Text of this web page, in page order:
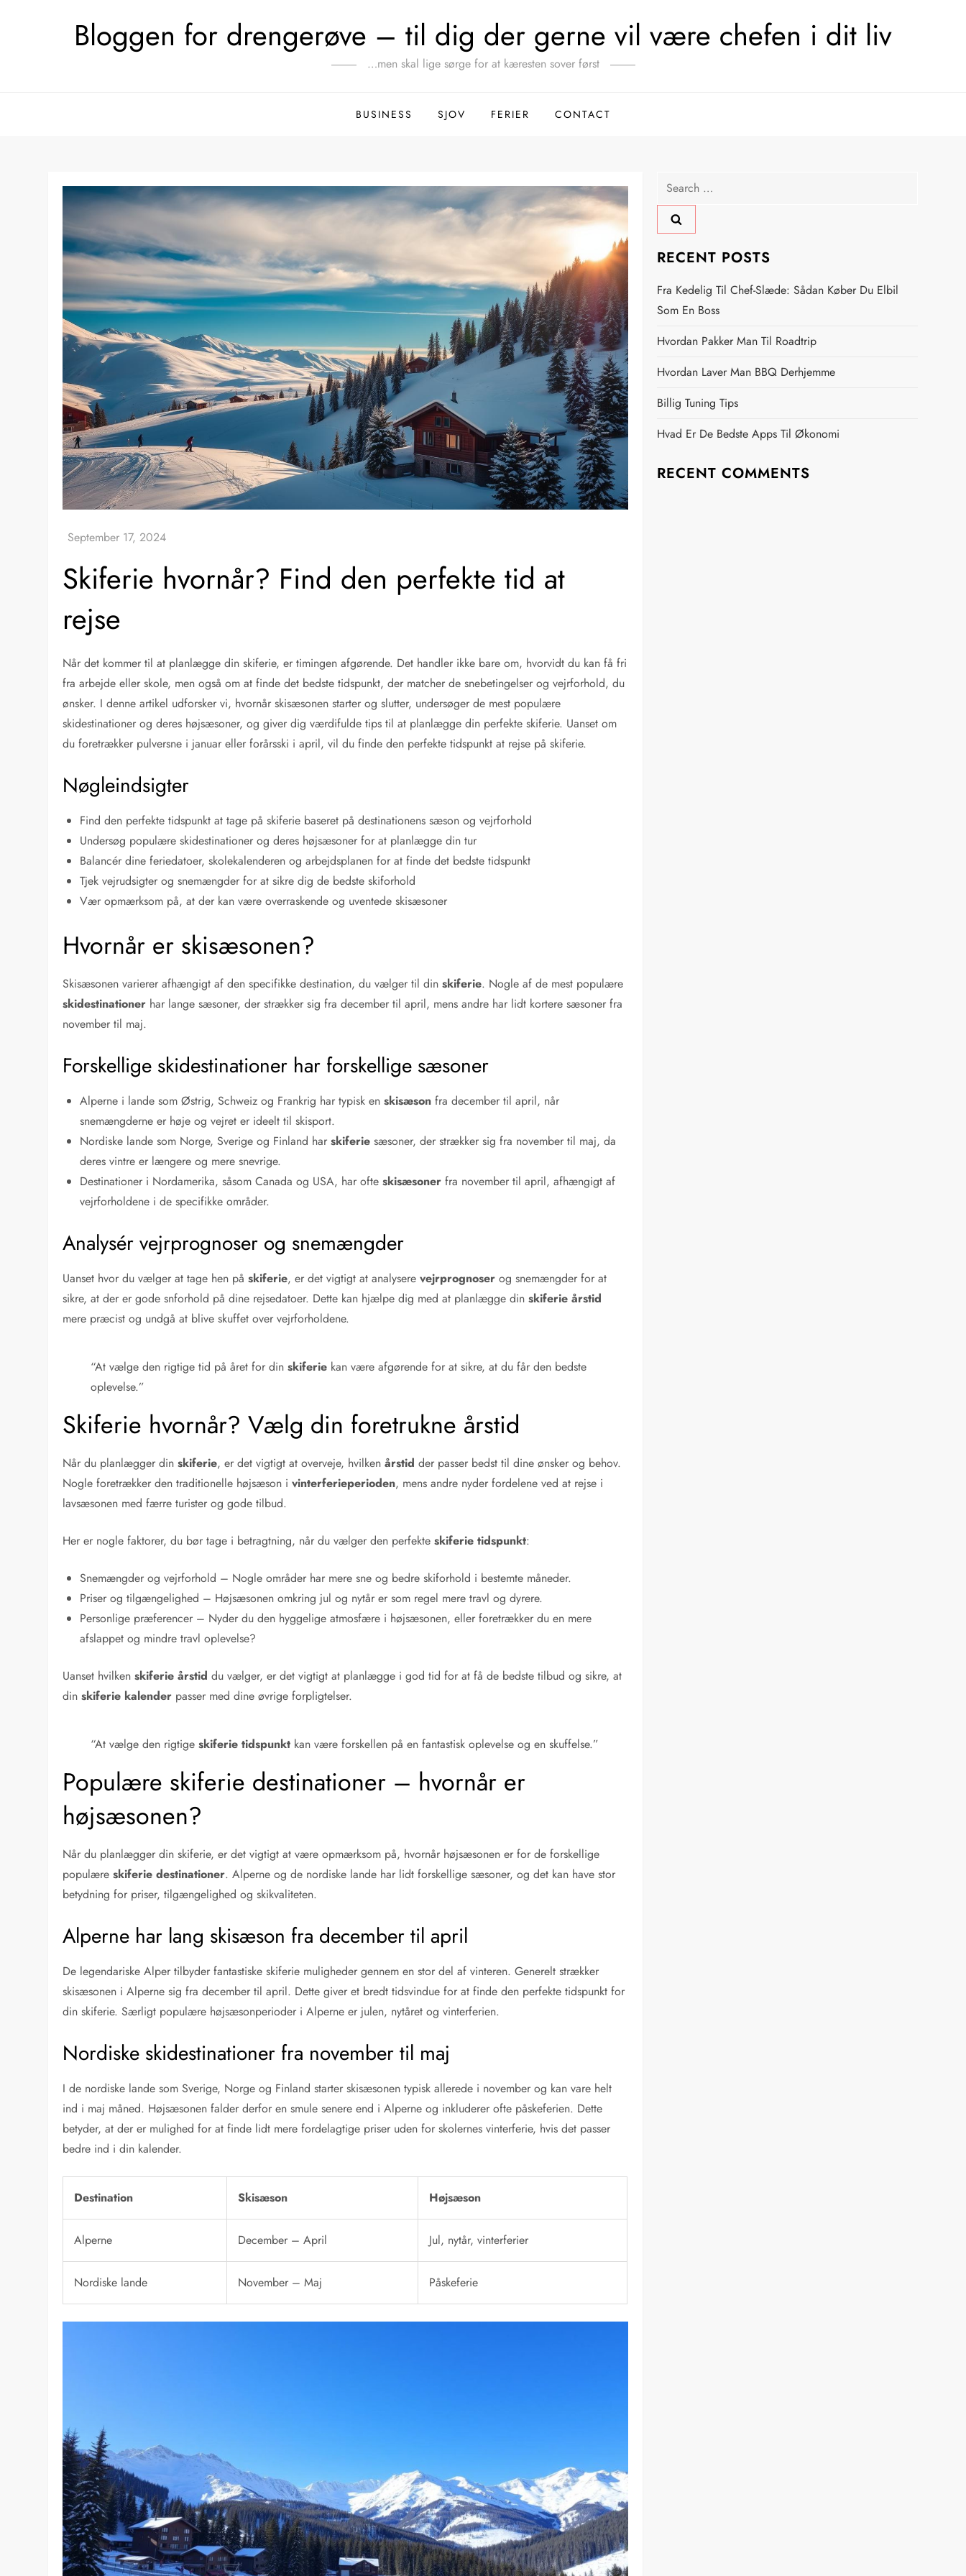
Bloggen for drengerøve – til dig der gerne vil være chefen i dit liv
…men skal lige sørge for at kæresten sover først
BUSINESS SJOV FERIER CONTACT
Skiferie hvornår? Find den perfekte tid at
rejse
Når det kommer til at planlægge din skiferie, er timingen afgørende. Det handler ikke bare om, hvorvidt du kan få fri
fra arbejde eller skole, men også om at finde det bedste tidspunkt, der matcher de snebetingelser og vejrforhold, du
ønsker. I denne artikel udforsker vi, hvornår skisæsonen starter og slutter, undersøger de mest populære
skidestinationer og deres højsæsoner, og giver dig værdifulde tips til at planlægge din perfekte skiferie. Uanset om
du foretrækker pulversne i januar eller forårsski i april, vil du finde den perfekte tidspunkt at rejse på skiferie.
Nøgleindsigter
Find den perfekte tidspunkt at tage på skiferie baseret på destinationens sæson og vejrforhold
Undersøg populære skidestinationer og deres højsæsoner for at planlægge din tur
Balancér dine feriedatoer, skolekalenderen og arbejdsplanen for at finde det bedste tidspunkt
Tjek vejrudsigter og snemængder for at sikre dig de bedste skiforhold
Vær opmærksom på, at der kan være overraskende og uventede skisæsoner
Hvornår er skisæsonen?
Skisæsonen varierer afhængigt af den specifikke destination, du vælger til dinskiferie. Nogle af de mest populære
skidestinationer har lange sæsoner, der strækker sig fra december til april, mens andre har lidt kortere sæsoner fra
november til maj.
Forskellige skidestinationer har forskellige sæsoner
Alperne i lande som Østrig, Schweiz og Frankrig har typisk enskisæson fra december til april, når
snemængderne er høje og vejret er ideelt til skisport.
Nordiske lande som Norge, Sverige og Finland harskiferie sæsoner, der strækker sig fra november til maj, da
deres vintre er længere og mere snevrige.
Destinationer i Nordamerika, såsom Canada og USA, har ofteskisæsoner fra november til april, afhængigt af
vejrforholdene i de specifikke områder.
Analysér vejrprognoser og snemængder
Uanset hvor du vælger at tage hen påskiferie, er det vigtigt at analyserevejrprognoser og snemængder for at
sikre, at der er gode snforhold på dine rejsedatoer. Dette kan hjælpe dig med at planlægge dinskiferie årstid
mere præcist og undgå at blive skuffet over vejrforholdene.
“At vælge den rigtige tid på året for dinskiferie kan være afgørende for at sikre, at du får den bedste
oplevelse.”
Skiferie hvornår? Vælg din foretrukne årstid
Når du planlægger dinskiferie, er det vigtigt at overveje, hvilkenårstid der passer bedst til dine ønsker og behov.
Nogle foretrækker den traditionelle højsæson ivinterferieperioden, mens andre nyder fordelene ved at rejse i
lavsæsonen med færre turister og gode tilbud.
Her er nogle faktorer, du bør tage i betragtning, når du vælger den perfekteskiferie tidspunkt:
Snemængder og vejrforhold – Nogle områder har mere sne og bedre skiforhold i bestemte måneder.
Priser og tilgængelighed – Højsæsonen omkring jul og nytår er som regel mere travl og dyrere.
Personlige præferencer – Nyder du den hyggelige atmosfære i højsæsonen, eller foretrækker du en mere
afslappet og mindre travl oplevelse?
Uanset hvilkenskiferie årstid du vælger, er det vigtigt at planlægge i god tid for at få de bedste tilbud og sikre, at
dinskiferie kalender passer med dine øvrige forpligtelser.
“At vælge den rigtigeskiferie tidspunkt kan være forskellen på en fantastisk oplevelse og en skuffelse.”
Populære skiferie destinationer – hvornår er
højsæsonen?
Når du planlægger din skiferie, er det vigtigt at være opmærksom på, hvornår højsæsonen er for de forskellige
populæreskiferie destinationer. Alperne og de nordiske lande har lidt forskellige sæsoner, og det kan have stor
betydning for priser, tilgængelighed og skikvaliteten.
Alperne har lang skisæson fra december til april
De legendariske Alper tilbyder fantastiske skiferie muligheder gennem en stor del af vinteren. Generelt strækker
skisæsonen i Alperne sig fra december til april. Dette giver et bredt tidsvindue for at finde den perfekte tidspunkt for
din skiferie. Særligt populære højsæsonperioder i Alperne er julen, nytåret og vinterferien.
Nordiske skidestinationer fra november til maj
I de nordiske lande som Sverige, Norge og Finland starter skisæsonen typisk allerede i november og kan vare helt
ind i maj måned. Højsæsonen falder derfor en smule senere end i Alperne og inkluderer ofte påskeferien. Dette
betyder, at der er mulighed for at finde lidt mere fordelagtige priser uden for skolernes vinterferie, hvis det passer
bedre ind i din kalender.
Destination Skisæson Højsæson
Alperne December – April Jul, nytår, vinterferier
Nordiske lande November – Maj Påskeferie
Search
for:
RECENT POSTS
Fra Kedelig Til Chef-Slæde: Sådan Køber Du Elbil
Som En Boss
Hvordan Pakker Man Til Roadtrip
Hvordan Laver Man BBQ Derhjemme
Billig Tuning Tips
Hvad Er De Bedste Apps Til Økonomi
RECENT COMMENTS